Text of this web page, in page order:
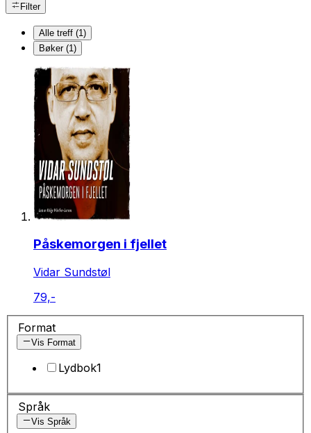
Filter
Alle treff (1)
Bøker (1)
Påskemorgen i fjellet
Vidar Sundstøl
79,-
Format
Vis Format
Lydbok1
Språk
Vis Språk